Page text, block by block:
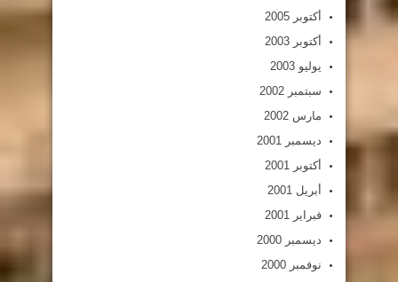
أكتوبر 2005
أكتوبر 2003
يوليو 2003
سبتمبر 2002
مارس 2002
ديسمبر 2001
أكتوبر 2001
أبريل 2001
فبراير 2001
ديسمبر 2000
نوفمبر 2000